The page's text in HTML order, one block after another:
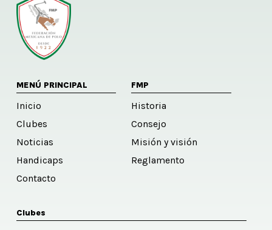
MENÚ PRINCIPAL
Inicio
Clubes
Noticias
Handicaps
Contacto
FMP
Historia
Consejo
Misión y visión
Reglamento
Clubes